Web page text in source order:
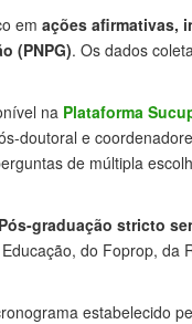
em ações afirmativas,
(PNPG). Os dados
na Plataforma
doutoral e
de múltipla
graduação stricto
do Foprop, da
estabelecido